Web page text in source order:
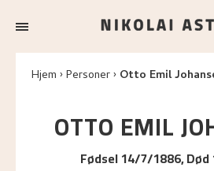
Hjem Personer Otto Emil
OTTO EMIL
Fødsel 14/7/1886,